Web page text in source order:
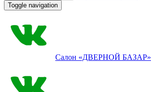
Toggle navigation
Салон «ДВЕРНОЙ БАЗАР»